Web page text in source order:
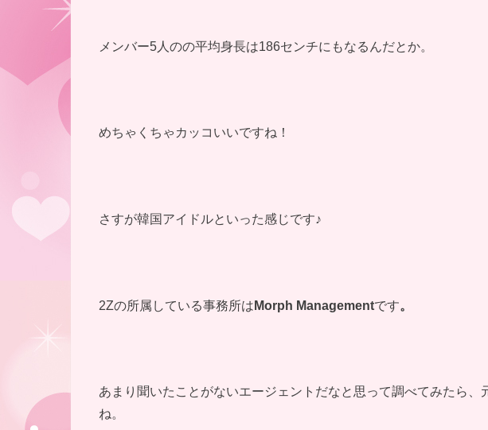
メンバー5人のの平均身長は186センチにもなるんだとか。
めちゃくちゃカッコいいですね！
さすが韓国アイドルといった感じです♪
2Zの所属している事務所はMorph Managementです。
あまり聞いたことがないエージェントだなと思って調べてみたら、
ね。